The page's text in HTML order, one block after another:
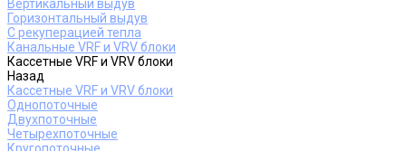
Вертикальный выдув
Горизонтальный выдув
С рекуперацией тепла
Канальные VRF и VRV блоки
Кассетные VRF и VRV блоки
Назад
Кассетные VRF и VRV блоки
Однопоточные
Двухпоточные
Четырехпоточные